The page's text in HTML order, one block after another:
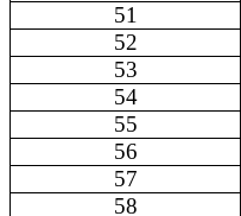
51
52
53
54
55
56
57
58